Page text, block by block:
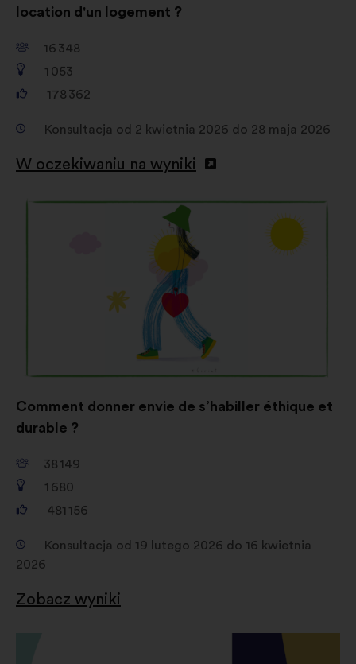
location d'un logement ?
16 348
1 053
178 362
Konsultacja od 2 kwietnia 2026 do 28 maja 2026
W oczekiwaniu na wyniki
Comment donner envie de s’habiller éthique et
durable ?
38 149
1 680
481 156
Konsultacja od 19 lutego 2026 do 16 kwietnia
2026
Zobacz wyniki